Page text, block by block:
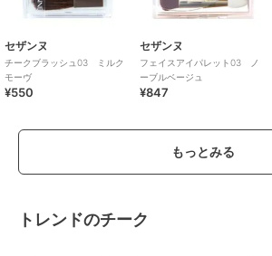
セザンヌ
チークブラッシュ03 ミルク
モーヴ
¥550
セザンヌ
フェイスアイパレット03 ノ
ーブルベージュ
¥847
もっとみる
トレンドのチーク